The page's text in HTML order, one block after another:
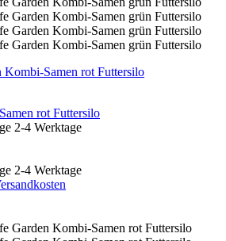
rot Futtersilo
2-4 Werktage
2-4 Werktage